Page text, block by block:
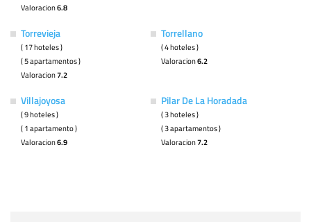
Valoracion6.8
Torrevieja
( 17 hoteles )
( 5 apartamentos )
Valoracion7.2
Torrellano
( 4 hoteles )
Valoracion6.2
Villajoyosa
( 9 hoteles )
( 1 apartamento )
Valoracion6.9
Pilar De La Horadada
( 3 hoteles )
( 3 apartamentos )
Valoracion7.2